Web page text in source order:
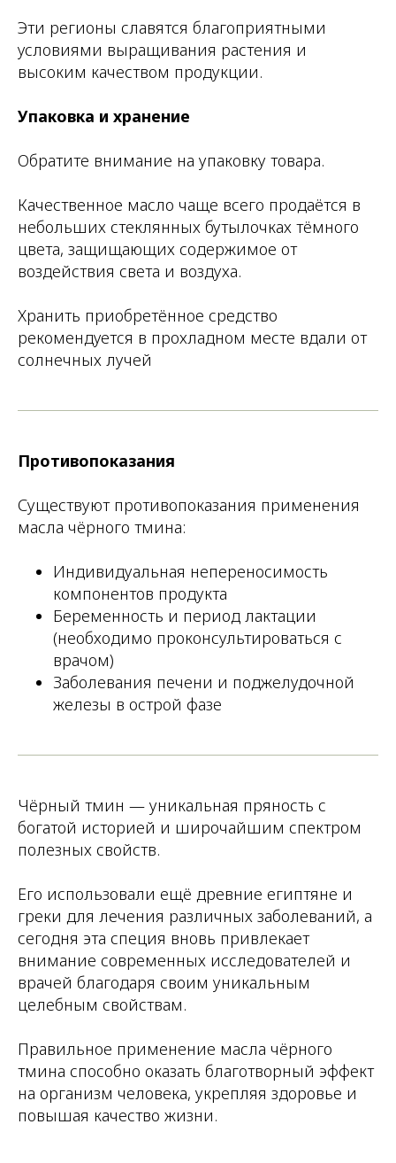
Эти регионы славятся благоприятными
условиями выращивания растения и
высоким качеством продукции.
Упаковка и хранение
Обратите внимание на упаковку товара.
Качественное масло чаще всего продаётся в
небольших стеклянных бутылочках тёмного
цвета, защищающих содержимое от
воздействия света и воздуха.
Хранить приобретённое средство
рекомендуется в прохладном месте вдали от
солнечных лучей
Противопоказания
Существуют противопоказания применения
масла чёрного тмина:
Индивидуальная непереносимость
компонентов продукта
Беременность и период лактации
(необходимо проконсультироваться с
врачом)
Заболевания печени и поджелудочной
железы в острой фазе
Чёрный тмин — уникальная пряность с
богатой историей и широчайшим спектром
полезных свойств.
Его использовали ещё древние египтяне и
греки для лечения различных заболеваний, а
сегодня эта специя вновь привлекает
внимание современных исследователей и
врачей благодаря своим уникальным
целебным свойствам.
Правильное применение масла чёрного
тмина способно оказать благотворный эффект
на организм человека, укрепляя здоровье и
повышая качество жизни.